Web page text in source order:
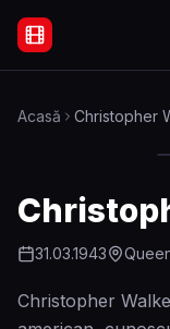
Filme Online
Acasă Christopher
31.03.1943
Christopher